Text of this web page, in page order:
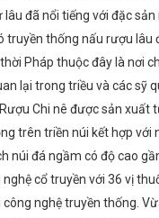
đã nổi tiếng với đặc sản
truyền thống nấu rượu lâu
Pháp thuộc đây là nơi
lại trong triều và các sỹ
Chi nê được sản xuất
trên triền núi kết hợp với
núi đá ngầm có độ cao
cổ truyền với 36 vị
nghệ truyền thống.